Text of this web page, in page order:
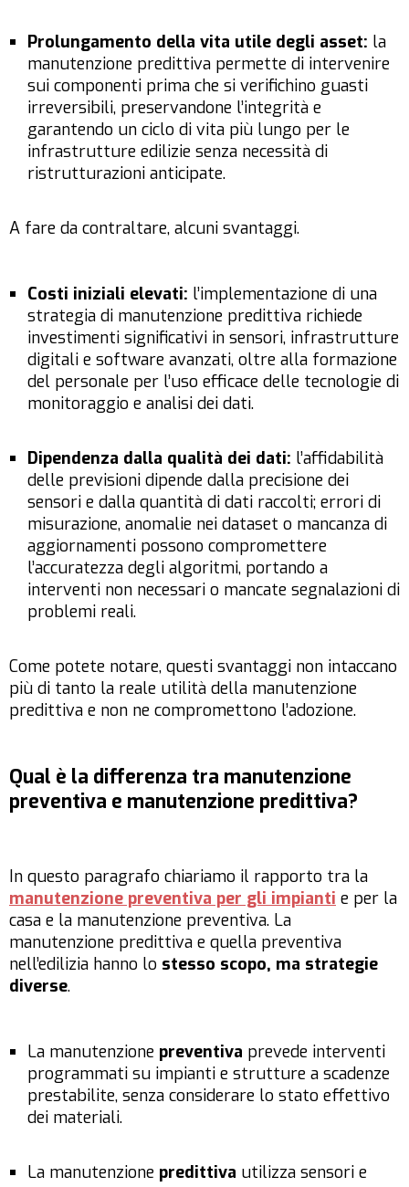
Prolungamento della vita utile degli asset: la
manutenzione predittiva permette di intervenire
sui componenti prima che si verifichino guasti
irreversibili, preservandone l’integrità e
garantendo un ciclo di vita più lungo per le
infrastrutture edilizie senza necessità di
ristrutturazioni anticipate.
A fare da contraltare, alcuni svantaggi.
Costi iniziali elevati: l’implementazione di una
strategia di manutenzione predittiva richiede
investimenti significativi in sensori, infrastrutture
digitali e software avanzati, oltre alla formazione
del personale per l’uso efficace delle tecnologie di
monitoraggio e analisi dei dati.
Dipendenza dalla qualità dei dati: l’affidabilità
delle previsioni dipende dalla precisione dei
sensori e dalla quantità di dati raccolti; errori di
misurazione, anomalie nei dataset o mancanza di
aggiornamenti possono compromettere
l’accuratezza degli algoritmi, portando a
interventi non necessari o mancate segnalazioni di
problemi reali.
Come potete notare, questi svantaggi non intaccano
più di tanto la reale utilità della manutenzione
predittiva e non ne compromettono l’adozione.
Qual è la differenza tra manutenzione
preventiva e manutenzione predittiva?
In questo paragrafo chiariamo il rapporto tra la
manutenzione preventiva per gli impianti e per la
casa e la manutenzione preventiva. La
manutenzione predittiva e quella preventiva
nell’edilizia hanno lo stesso scopo, ma strategie
diverse.
La manutenzione preventiva prevede interventi
programmati su impianti e strutture a scadenze
prestabilite, senza considerare lo stato effettivo
dei materiali.
La manutenzione predittiva utilizza sensori e